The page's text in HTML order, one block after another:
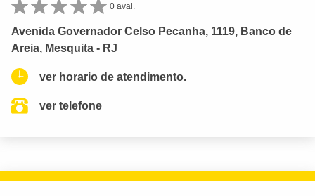
0 aval.
Avenida Governador Celso Pecanha, 1119, Banco de
Areia, Mesquita - RJ
ver horario de atendimento.
ver telefone